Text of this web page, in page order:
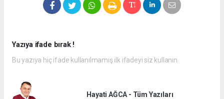
Yazıya ifade bırak !
Bu yazıya hiç ifade kullanılmamış ilk ifadeyi siz kullanın.
Hayati AĞCA - Tüm Yazıları